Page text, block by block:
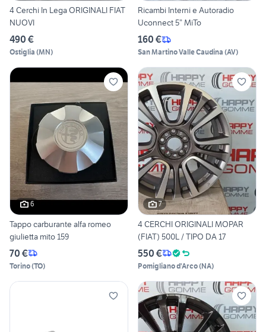
4 Cerchi In Lega ORIGINALI FIAT
NUOVI
490 €
Ostiglia (MN)
Ricambi Interni e Autoradio
Uconnect 5” MiTo
160 €
San Martino Valle Caudina (AV)
6
Tappo carburante alfa romeo
giulietta mito 159
70 €
Torino(TO)
7
4 CERCHI ORIGINALI MOPAR
(FIAT) 500L / TIPO DA 17
550 €
Pomigliano d'Arco(NA)